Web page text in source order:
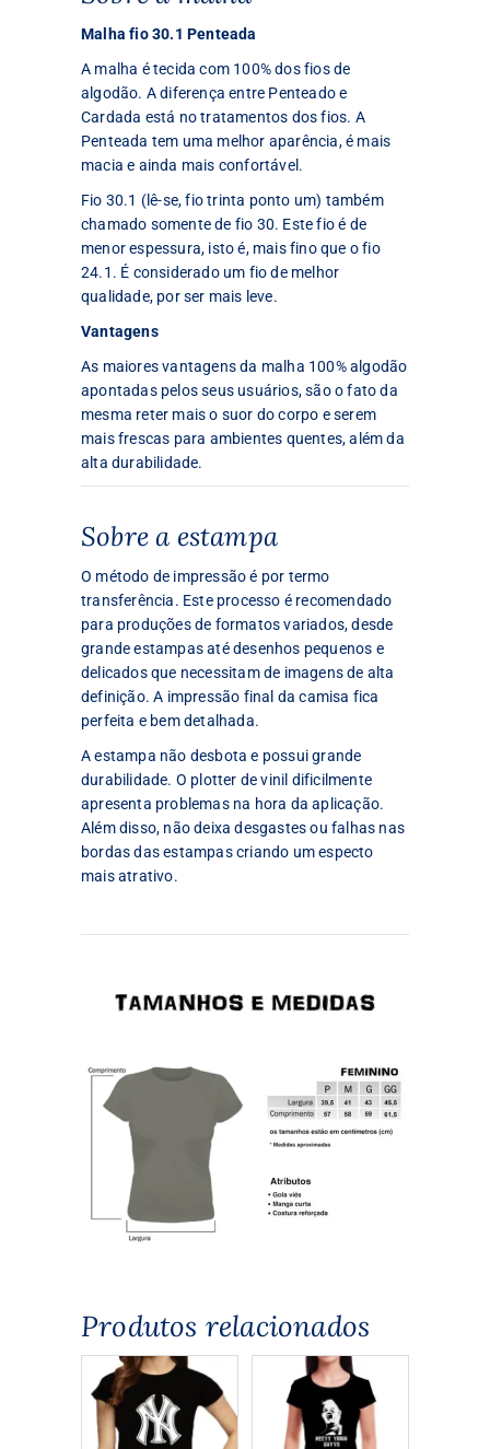
Malha fio 30.1 Penteada
A malha é tecida com 100% dos fios de
algodão. A diferença entre Penteado e
Cardada está no tratamentos dos fios. A
Penteada tem uma melhor aparência, é mais
macia e ainda mais confortável.
Fio 30.1 (lê-se, fio trinta ponto um) também
chamado somente de fio 30. Este fio é de
menor espessura, isto é, mais fino que o fio
24.1. É considerado um fio de melhor
qualidade, por ser mais leve.
Vantagens
As maiores vantagens da malha 100% algodão
apontadas pelos seus usuários, são o fato da
mesma reter mais o suor do corpo e serem
mais frescas para ambientes quentes, além da
alta durabilidade.
Sobre a estampa
O método de impressão é por termo
transferência. Este processo é recomendado
para produções de formatos variados, desde
grande estampas até desenhos pequenos e
delicados que necessitam de imagens de alta
definição. A impressão final da camisa fica
perfeita e bem detalhada.
A estampa não desbota e possui grande
durabilidade. O plotter de vinil dificilmente
apresenta problemas na hora da aplicação.
Além disso, não deixa desgastes ou falhas nas
bordas das estampas criando um especto
mais atrativo.
Produtos relacionados